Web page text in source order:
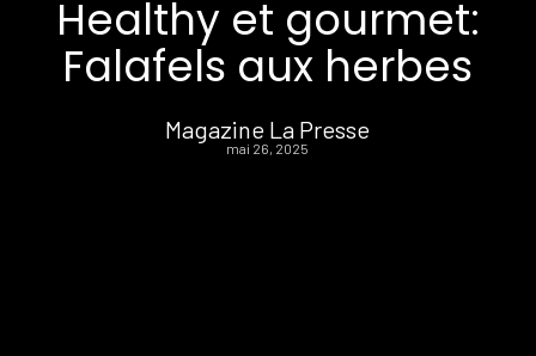
Healthy et gourmet:
Falafels aux herbes
Magazine La Presse
mai 26, 2025